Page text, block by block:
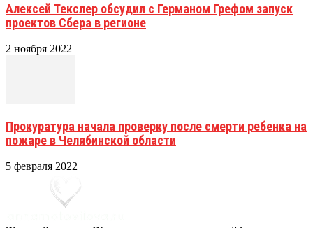
Алексей Текслер обсудил с Германом Грефом запуск
проектов Сбера в регионе
2 ноября 2022
Прокуратура начала проверку после смерти ребенка на
пожаре в Челябинской области
5 февраля 2022